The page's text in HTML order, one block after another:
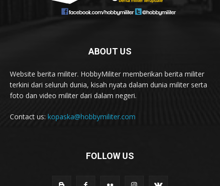
ABOUT US
Website berita militer. HobbyMiliter memberikan berita militer
terkini dari seluruh dunia, kisah nyata dalam dunia militer serta
foto dan video militer dari dalam negeri.
Contact us: kopaska@hobbymiliter.com
FOLLOW US